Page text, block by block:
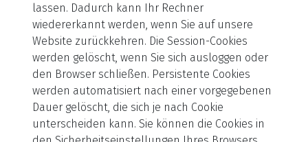
lassen. Dadurch kann Ihr Rechner
wiedererkannt werden, wenn Sie auf unsere
Website zurückkehren. Die Session-Cookies
werden gelöscht, wenn Sie sich ausloggen oder
den Browser schließen. Persistente Cookies
werden automatisiert nach einer vorgegebenen
Dauer gelöscht, die sich je nach Cookie
unterscheiden kann. Sie können die Cookies in